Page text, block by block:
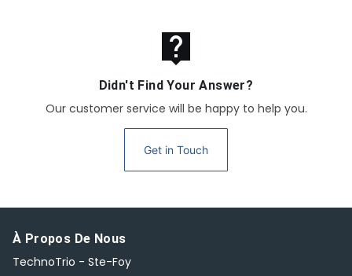
live_help
Didn't Find Your Answer?
Our customer service will be happy to help you.
Get in Touch
À Propos De Nous
TechnoTrio - Ste-Foy